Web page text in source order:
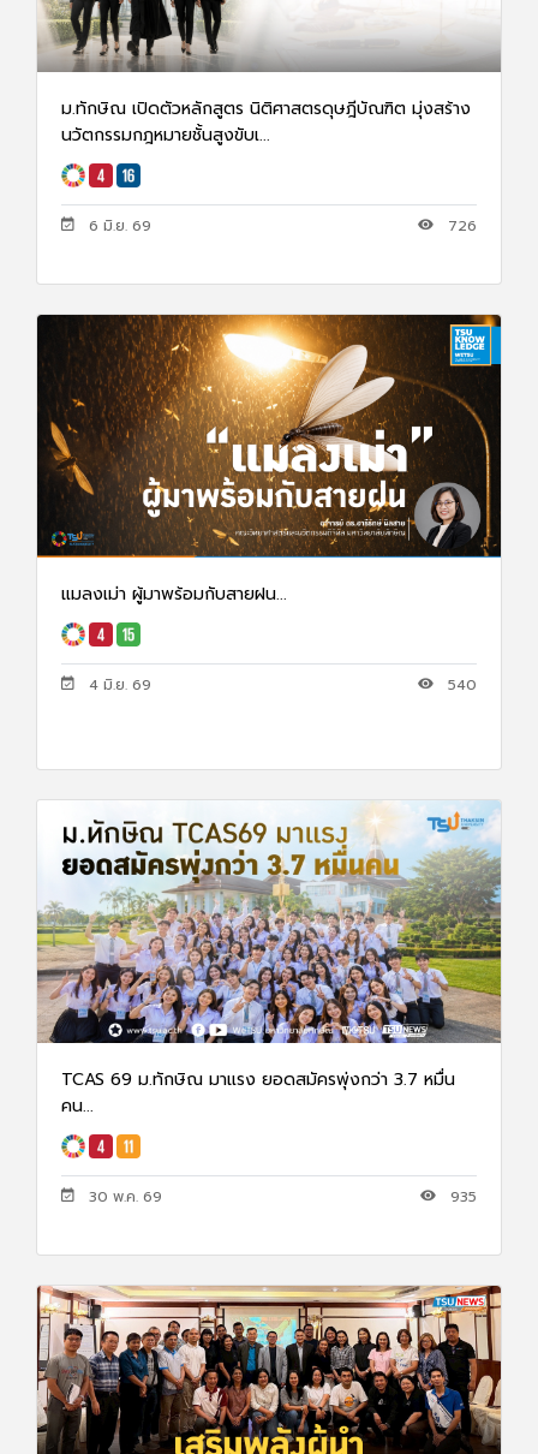
ม.ทักษิณ เปิดตัวหลักสูตร นิติศาสตรดุษฎีบัณฑิต มุ่งสร้าง
นวัตกรรมกฎหมายชั้นสูงขับเ...
6 มิ.ย. 69 726
แมลงเม่า ผู้มาพร้อมกับสายฝน...
4 มิ.ย. 69 540
TCAS 69 ม.ทักษิณ มาแรง ยอดสมัครพุ่งกว่า 3.7 หมื่น
คน...
30 พ.ค. 69 935